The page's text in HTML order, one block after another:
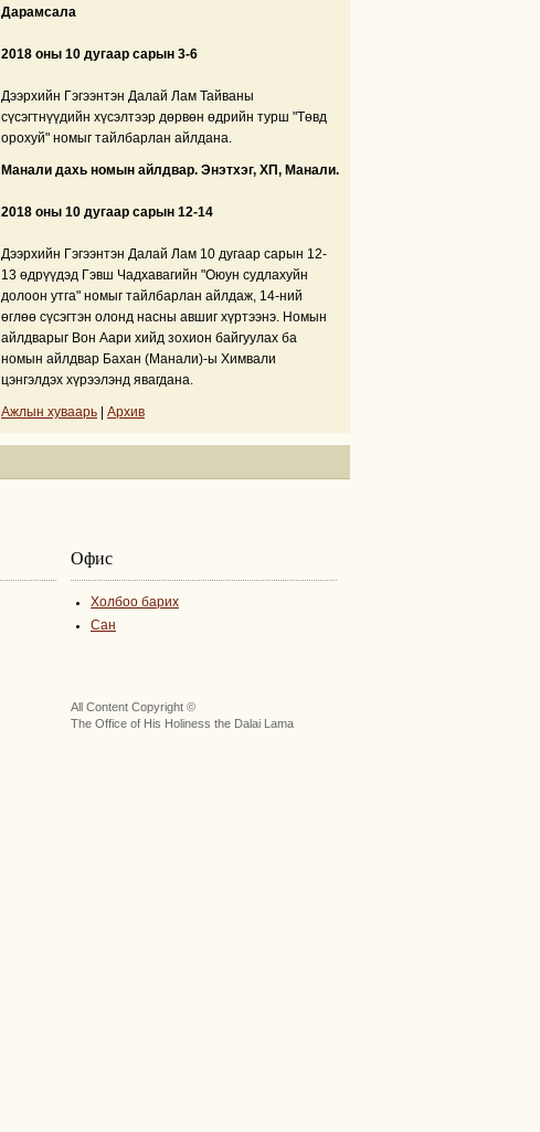
Дарамсала
2018 оны 10 дугаар сарын 3-6
Дээрхийн Гэгээнтэн Далай Лам Тайваны
сүсэгтнүүдийн хүсэлтээр дөрвөн өдрийн турш "Төвд
орохуй" номыг тайлбарлан айлдана.
Манали дахь номын айлдвар. Энэтхэг, ХП, Манали.
2018 оны 10 дугаар сарын 12-14
Дээрхийн Гэгээнтэн Далай Лам 10 дугаар сарын 12-
13 өдрүүдэд Гэвш Чадхавагийн "Оюун судлахуйн
долоон утга" номыг тайлбарлан айлдаж, 14-ний
өглөө сүсэгтэн олонд насны авшиг хүртээнэ. Номын
айлдварыг Вон Аари хийд зохион байгуулах ба
номын айлдвар Бахан (Манали)-ы Химвали
цэнгэлдэх хүрээлэнд явагдана.
Ажлын хуваарь Архив
Офис
Холбоо барих
Сан
All Content Copyright ©
The Office of His Holiness the Dalai Lama